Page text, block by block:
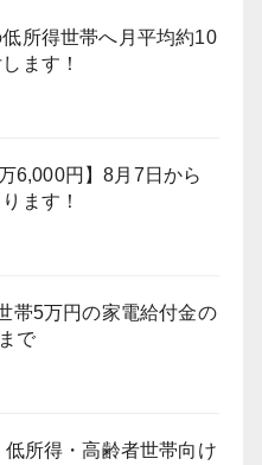
低所得世帯へ月平均約10
ます！
6,000円】8月7日から
ます！
帯5万円の家電給付金の
で
低所得・高齢者世帯向け